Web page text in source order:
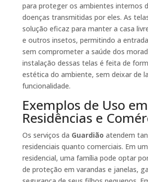
para proteger os ambientes internos
doenças transmitidas por eles. As
solução eficaz para manter a casa
e outros insetos, permitindo a
sem comprometer a saúde dos
instalação dessas telas é feita de
estética do ambiente, sem deixar de
funcionalidade.
Exemplos de Uso em
Residências e
Os serviços da Guardião atendem
residenciais quanto comerciais. Em
residencial, uma família pode optar
de proteção em varandas e janelas,